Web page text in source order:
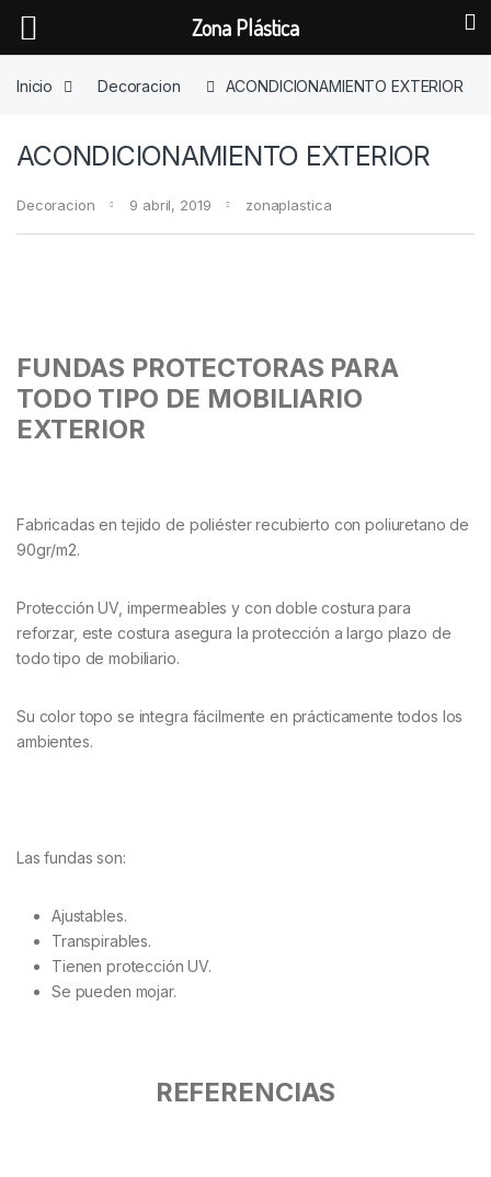
Inicio
Decoracion ACONDICIONAMIENTO EXTERIOR
ACONDICIONAMIENTO EXTERIOR
Decoracion 9 abril, 2019 zonaplastica
FUNDAS PROTECTORAS PARA
TODO TIPO DE MOBILIARIO
EXTERIOR
Fabricadas en tejido de poliéster recubierto con poliuretano de
90gr/m2.
Protección UV, impermeables y con doble costura para
reforzar, este costura asegura la protección a largo plazo de
todo tipo de mobiliario.
Su color topo se integra fácilmente en prácticamente todos los
ambientes.
Las fundas son:
Ajustables.
Transpirables.
Tienen protección UV.
Se pueden mojar.
REFERENCIAS
Zona Plástica